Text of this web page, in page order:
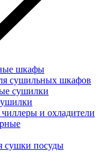
шкафы
сушильных шкафов
сушилки
и охладители
сушки посуды